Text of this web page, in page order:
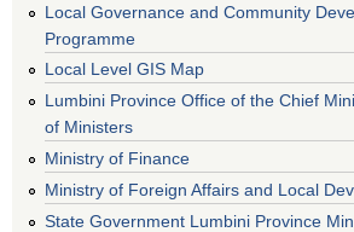
Local Governance and Community
Programme
Local Level GIS Map
Lumbini Province Office of the Chief
of Ministers
Ministry of Finance
Ministry of Foreign Affairs and Local
State Government Lumbini Province